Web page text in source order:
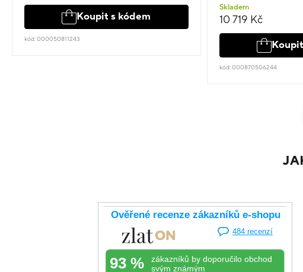
Koupit s kódem
kód: 000050811243
Skladem
10 719 Kč
kód: 000870506244